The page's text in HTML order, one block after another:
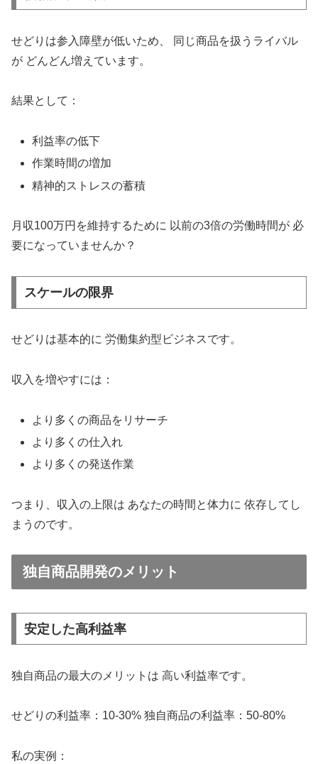
せどりは参入障壁が低いため、 同じ商品を扱うライバル
が どんどん増えています。
結果として：
利益率の低下
作業時間の増加
精神的ストレスの蓄積
月収100万円を維持するために 以前の3倍の労働時間が 必
要になっていませんか？
スケールの限界
せどりは基本的に 労働集約型ビジネスです。
収入を増やすには：
より多くの商品をリサーチ
より多くの仕入れ
より多くの発送作業
つまり、収入の上限は あなたの時間と体力に 依存してし
まうのです。
独自商品開発のメリット
安定した高利益率
独自商品の最大のメリットは 高い利益率です。
せどりの利益率：10-30% 独自商品の利益率：50-80%
私の実例：